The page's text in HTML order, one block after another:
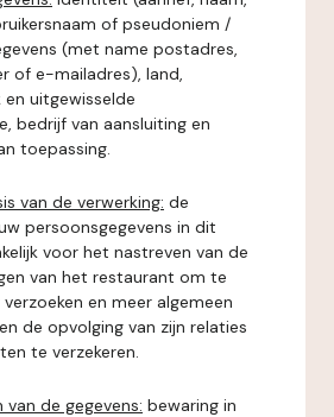
of pseudoniem /
(met name postadres,
of e-mailadres), land,
uitgewisselde
bedrijf van aansluiting en
toepassing.
van de verwerking: de
persoonsgegevens in dit
voor het nastreven van de
van het restaurant om te
en meer algemeen
de opvolging van zijn relaties
te verzekeren.
van de gegevens: bewaring in